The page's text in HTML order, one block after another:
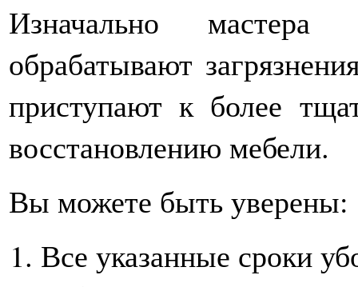
Изначально
обрабатывают
приступают к более
восстановлению мебели.
Вы можете быть уверены:
Все указанные сроки